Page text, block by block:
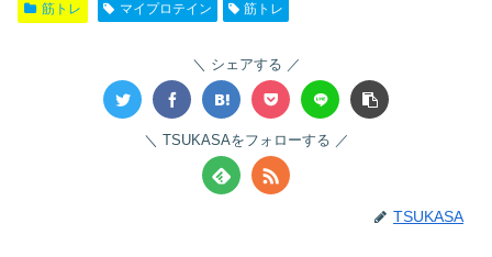
筋トレ マイプロテイン 筋トレ
シェアする
TSUKASAをフォローする
TSUKASA